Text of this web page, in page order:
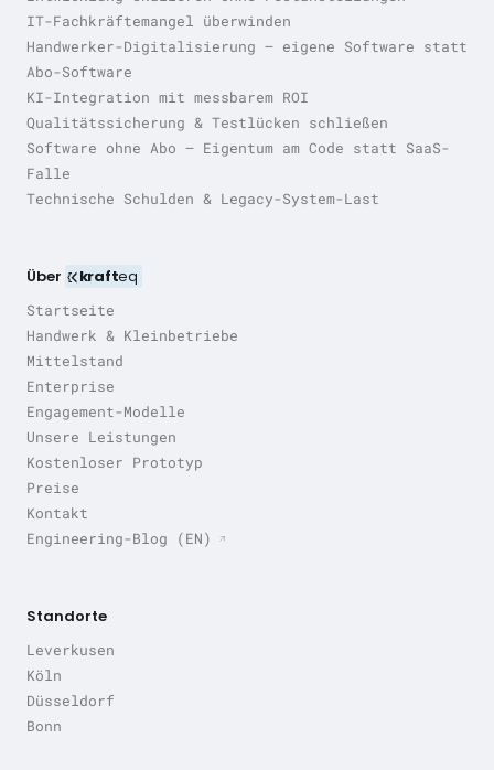
IT-Fachkräftemangel überwinden
Handwerker-Digitalisierung — eigene Software statt
Abo-Software
KI-Integration mit messbarem ROI
Qualitätssicherung & Testlücken schließen
Software ohne Abo — Eigentum am Code statt SaaS-
Falle
Technische Schulden & Legacy-System-Last
Über krafteq
Startseite
Handwerk & Kleinbetriebe
Mittelstand
Enterprise
Engagement-Modelle
Unsere Leistungen
Kostenloser Prototyp
Preise
Kontakt
Engineering-Blog (EN)
Standorte
Leverkusen
Köln
Düsseldorf
Bonn